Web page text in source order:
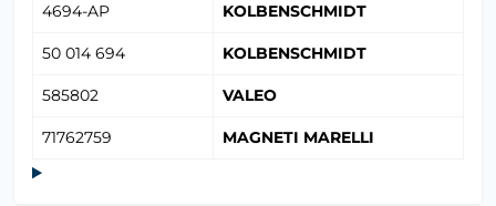
4694-AP KOLBENSCHMIDT
50 014 694 KOLBENSCHMIDT
585802 VALEO
71762759 MAGNETI MARELLI